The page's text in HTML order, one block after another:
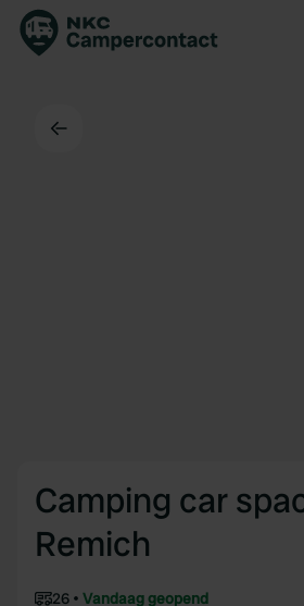
Camping car
Remich
26
Vandaag geopend